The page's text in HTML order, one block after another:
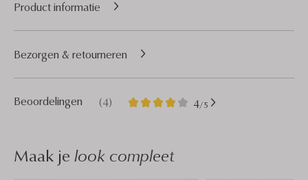
Product informatie
Beoordelingen (4) 4/5
4
4
Bezorgen & retourneren
Maak je look compleet